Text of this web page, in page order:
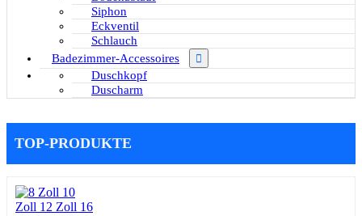
Siphon
Eckventil
Schlauch
Badezimmer-Accessoires
Duschkopf
Duscharm
TOP-PRODUKTE